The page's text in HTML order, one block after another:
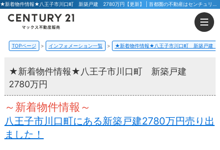
TOPページ インフォメーション一覧 ★新着物件情報★八王子市川口町 新築戸建
★新着物件情報★八王子市川口町 新築戸建
2780万円
～新着物件情報～
八王子市川口町にある新築戸建2780万円売り出
ました！